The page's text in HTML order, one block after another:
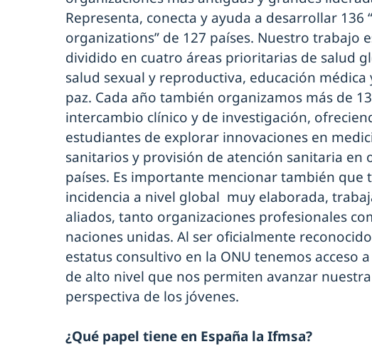
Representa, conecta y ayuda a desarrollar 136
organizations” de 127 países. Nuestro trabajo
dividido en cuatro áreas prioritarias de salud
salud sexual y reproductiva, educación
paz. Cada año también organizamos más de
intercambio clínico y de investigación,
estudiantes de explorar innovaciones en
sanitarios y provisión de atención sanitaria en
países. Es importante mencionar también que
incidencia a nivel global muy elaborada,
aliados, tanto organizaciones profesionales
naciones unidas. Al ser oficialmente
estatus consultivo en la ONU tenemos acceso
de alto nivel que nos permiten avanzar
perspectiva de los jóvenes.
¿Qué papel tiene en España la Ifmsa?